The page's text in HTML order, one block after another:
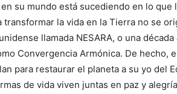
su mundo está sucediendo en lo
transformar la vida en la Tierra no se
llamada NESARA, o una
Convergencia Armónica. De hecho,
para restaurar el planeta a su yo del
de vida viven juntas en paz y